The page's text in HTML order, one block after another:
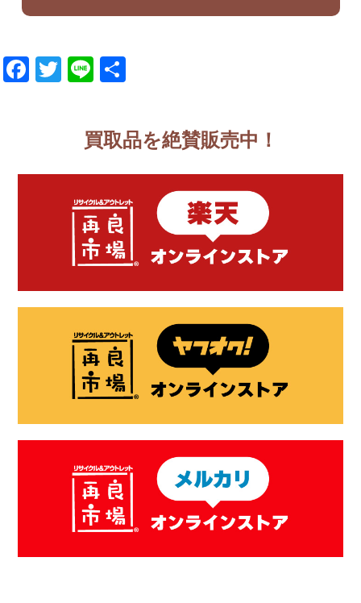
Facebook
Twitter
Line
買取品を絶賛販売中！